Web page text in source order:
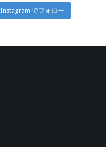
Instagram でフォロー